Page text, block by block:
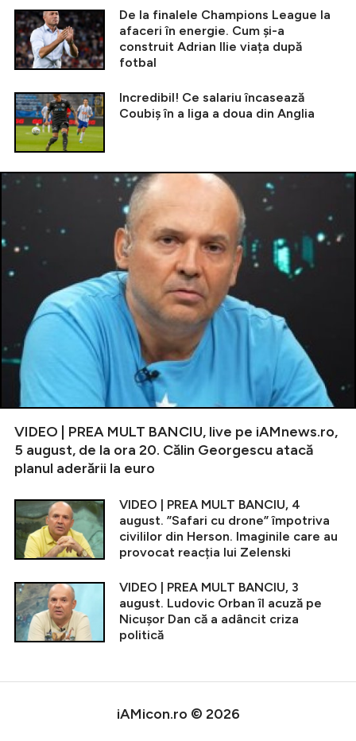
De la finalele Champions League la
afaceri în energie. Cum și-a
construit Adrian Ilie viața după
fotbal
Incredibil! Ce salariu încasează
Coubiș în a liga a doua din Anglia
VIDEO | PREA MULT BANCIU, live pe iAMnews.ro,
5 august, de la ora 20. Călin Georgescu atacă
planul aderării la euro
VIDEO | PREA MULT BANCIU, 4
august. ”Safari cu drone” împotriva
civililor din Herson. Imaginile care au
provocat reacția lui Zelenski
VIDEO | PREA MULT BANCIU, 3
august. Ludovic Orban îl acuză pe
Nicușor Dan că a adâncit criza
politică
iAMicon.ro © 2026